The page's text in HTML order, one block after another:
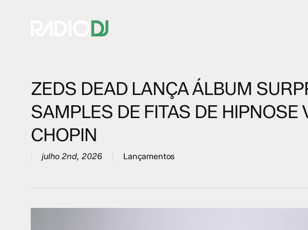
Hit enter to search or ESC to close
ZEDS DEAD LANÇA ÁLBUM
SAMPLES DE FITAS DE HIPNOSE
CHOPIN
julho 2nd, 2026 Lançamentos